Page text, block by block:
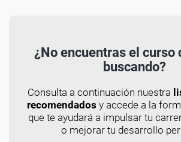
¿No encuentras el curso
buscando?
Consulta a continuación nuestra
recomendados y accede a la
que te ayudará a impulsar tu
o mejorar tu desarrollo